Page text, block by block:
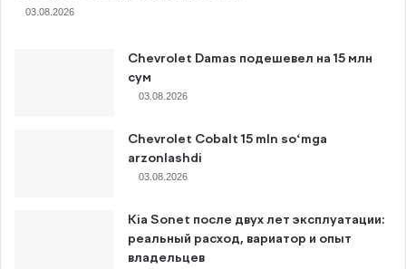
03.08.2026
Chevrolet Damas подешевел на 15 млн
сум
03.08.2026
Chevrolet Cobalt 15 mln so‘mga
arzonlashdi
03.08.2026
Kia Sonet после двух лет эксплуатации:
реальный расход, вариатор и опыт
владельцев